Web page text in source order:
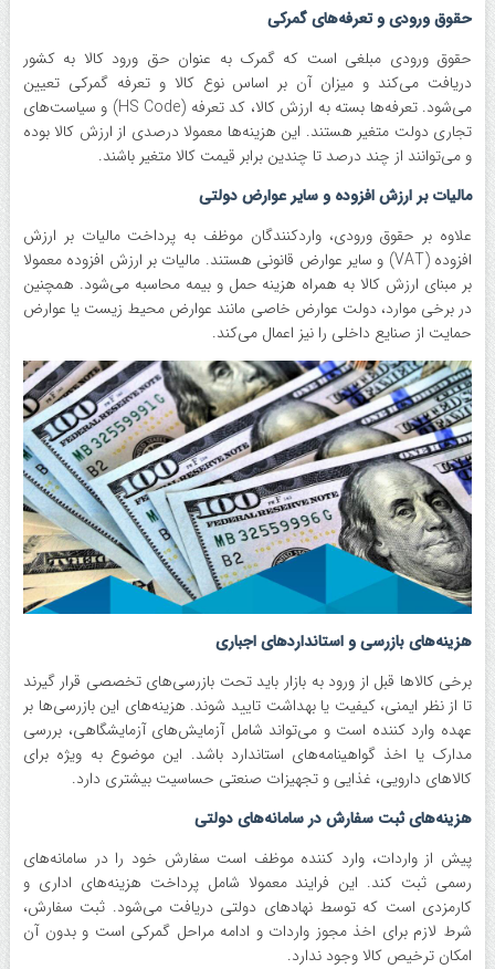
حقوق ورودی و تعرفه‌های گمرکی
حقوق ورودی مبلغی است که گمرک به عنوان حق ورود کالا به کشور
دریافت می‌کند و میزان آن بر اساس نوع کالا و تعرفه گمرکی تعیین
می‌شود. تعرفه‌ها بسته به ارزش کالا، کد تعرفه (HS Code) و سیاست‌های
تجاری دولت متغیر هستند. این هزینه‌ها معمولا درصدی از ارزش کالا بوده
و می‌توانند از چند درصد تا چندین برابر قیمت کالا متغیر باشند.
مالیات بر ارزش افزوده و سایر عوارض دولتی
علاوه بر حقوق ورودی، واردکنندگان موظف به پرداخت مالیات بر ارزش
افزوده (VAT) و سایر عوارض قانونی هستند. مالیات بر ارزش افزوده معمولا
بر مبنای ارزش کالا به همراه هزینه حمل و بیمه محاسبه می‌شود. همچنین
در برخی موارد، دولت عوارض خاصی مانند عوارض محیط زیست یا عوارض
حمایت از صنایع داخلی را نیز اعمال می‌کند.
هزینه‌های بازرسی و استاندارد‌های اجباری
برخی کالا‌ها قبل از ورود به بازار باید تحت بازرسی‌های تخصصی قرار گیرند
تا از نظر ایمنی، کیفیت یا بهداشت تایید شوند. هزینه‌های این بازرسی‌ها بر
عهده وارد کننده است و می‌تواند شامل آزمایش‌های آزمایشگاهی، بررسی
مدارک یا اخذ گواهینامه‌های استاندارد باشد. این موضوع به ویژه برای
کالا‌های دارویی، غذایی و تجهیزات صنعتی حساسیت بیشتری دارد.
هزینه‌های ثبت سفارش در سامانه‌های دولتی
پیش از واردات، وارد کننده موظف است سفارش خود را در سامانه‌های
رسمی ثبت کند. این فرایند معمولا شامل پرداخت هزینه‌های اداری و
کارمزدی است که توسط نهاد‌های دولتی دریافت می‌شود. ثبت سفارش،
شرط لازم برای اخذ مجوز واردات و ادامه مراحل گمرکی است و بدون آن
امکان ترخیص کالا وجود ندارد.